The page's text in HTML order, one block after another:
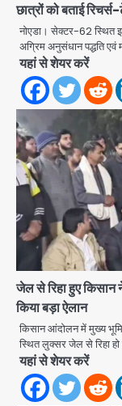
छात्रों को बताई
नोएडा। सेक्टर-62 स्थित
अग्रिम अनुसंधान पद्धति
यहां से शेयर करें
जेल से रिहा हुए
किया बड़ा ऐलान
किसान आंदोलन में मुख्य
स्थित लुक्सर जेल से रिहा
यहां से शेयर करें
2